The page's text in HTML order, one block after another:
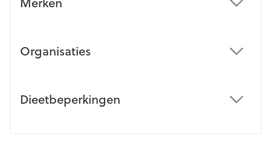
Organisaties
Dieetbeperkingen